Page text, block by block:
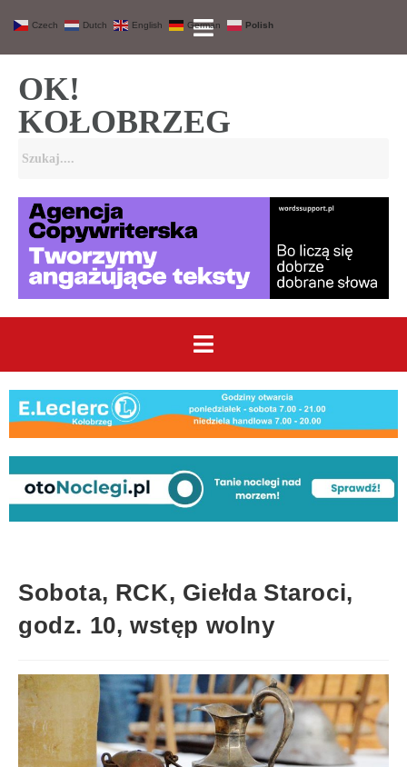
OK!
KOŁOBRZEG
Sobota, RCK, Giełda Staroci,
godz. 10, wstęp wolny
Czech Dutch English German Polish